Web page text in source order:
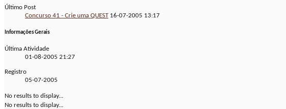
Último Post
Concurso 41 - Crie uma QUEST16-07-2005 13:17
Informações Gerais
Última Atividade
01-08-2005 21:27
Registro
05-07-2005
No results to display...
No results to display...